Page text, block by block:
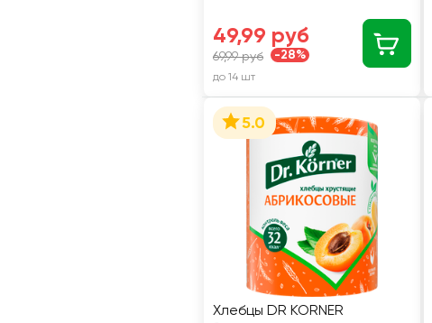
49,99 руб
69,99 руб -28%
до 14 шт
5.0
Хлебцы DR KORNER